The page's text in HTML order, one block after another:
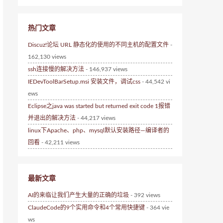
热门文章
Discuz!论坛 URL 静态化的使用的不同主机的配置文件 -
162,130 views
ssh连接慢的解决方法 - 146,937 views
IEDevToolBarSetup.msi 安装文件，调试css - 44,542 vi
ews
Eclipse之java was started but returned exit code 1报错
并退出的解决方法 - 44,217 views
linux下Apache、php、mysql默认安装路径—编译者的
回看 - 42,211 views
最新文章
AI的来临让我们产生大量的正确的垃圾 - 392 views
ClaudeCode的9个实用命令和4个常用快捷键 - 364 vie
ws